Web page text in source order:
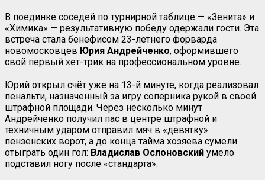
В поединке соседей по турнирной таблице — «Зенита» и
«Химика» — результативную победу одержали гости. Эта
встреча стала бенефисом 23-летнего форварда
новомосковцев Юрия Андрейченко, оформившего
свой первый хет-трик на профессиональном уровне.
Юрий открыл счёт уже на 13-й минуте, когда реализовал
пенальти, назначенный за игру соперника рукой в своей
штрафной площади. Через несколько минут
Андрейченко получил пас в центре штрафной и
техничным ударом отправил мяч в «девятку»
пензенских ворот, а до конца тайма хозяева сумели
отыграть один гол: Владислав Ослоновский умело
подставил ногу после «стандарта».